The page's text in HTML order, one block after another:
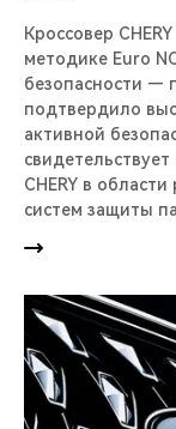
Кроссовер
методике Euro
безопасности —
подтвердило
активной
CHERY в
систем защиты